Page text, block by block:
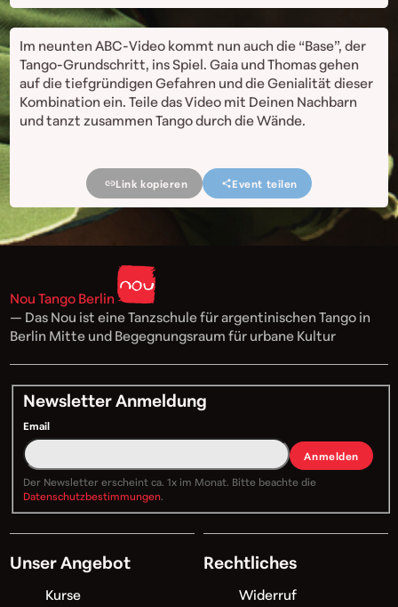
Im neunten ABC-Video kommt nun auch die “Base”, der
Tango-Grundschritt, ins Spiel. Gaia und Thomas gehen
auf die tiefgründigen Gefahren und die Genialität dieser
Kombination ein. Teile das Video mit Deinen Nachbarn
und tanzt zusammen Tango durch die Wände.
Link kopieren Event teilen
Nou Tango Berlin
— Das Nou ist eine Tanzschule für argentinischen Tango in
Berlin Mitte und Begegnungsraum für urbane Kultur
Newsletter Anmeldung
Email
Anmelden
Der Newsletter erscheint ca. 1x im Monat. Bitte beachte die
Datenschutzbestimmungen.
Unser Angebot
Kurse
Rechtliches
Widerruf